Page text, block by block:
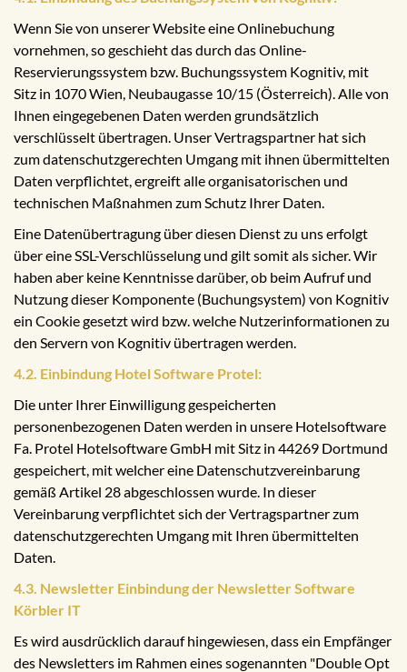
Wenn Sie von unserer Website eine Onlinebuchung
vornehmen, so geschieht das durch das Online-
Reservierungssystem bzw. Buchungssystem Kognitiv, mit
Sitz in 1070 Wien, Neubaugasse 10/15 (Österreich). Alle von
Ihnen eingegebenen Daten werden grundsätzlich
verschlüsselt übertragen. Unser Vertragspartner hat sich
zum datenschutzgerechten Umgang mit ihnen übermittelten
Daten verpflichtet, ergreift alle organisatorischen und
technischen Maßnahmen zum Schutz Ihrer Daten.
Eine Datenübertragung über diesen Dienst zu uns erfolgt
über eine SSL-Verschlüsselung und gilt somit als sicher. Wir
haben aber keine Kenntnisse darüber, ob beim Aufruf und
Nutzung dieser Komponente (Buchungsystem) von Kognitiv
ein Cookie gesetzt wird bzw. welche Nutzerinformationen zu
den Servern von Kognitiv übertragen werden.
4.2. Einbindung Hotel Software Protel:
Die unter Ihrer Einwilligung gespeicherten
personenbezogenen Daten werden in unsere Hotelsoftware
Fa. Protel Hotelsoftware GmbH mit Sitz in 44269 Dortmund
gespeichert, mit welcher eine Datenschutzvereinbarung
gemäß Artikel 28 abgeschlossen wurde. In dieser
Vereinbarung verpflichtet sich der Vertragspartner zum
datenschutzgerechten Umgang mit Ihren übermittelten
Daten.
4.3. Newsletter Einbindung der Newsletter Software
Körbler IT
Es wird ausdrücklich darauf hingewiesen, dass ein Empfänger
des Newsletters im Rahmen eines sogenannten "Double Opt